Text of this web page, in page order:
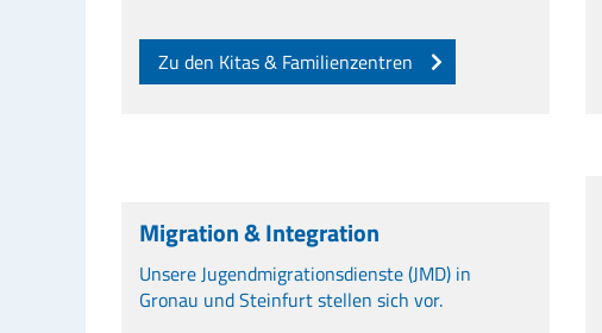
Zu den Kitas & Familienzentren
Migration & Integration
Unsere Jugendmigrationsdienste (JMD) in
Gronau und Steinfurt stellen sich vor.